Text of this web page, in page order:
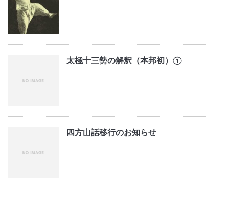
太極十三勢の解釈（本邦初）①
四方山話移行のお知らせ